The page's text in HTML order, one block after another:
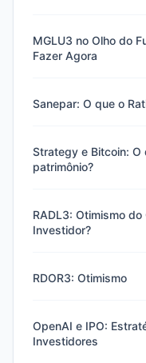
MGLU3 no Olho do
Fazer Agora
Sanepar: O que o
Strategy e Bitcoin: O
patrimônio?
RADL3: Otimismo
Investidor?
RDOR3: Otimismo
OpenAI e IPO:
Investidores